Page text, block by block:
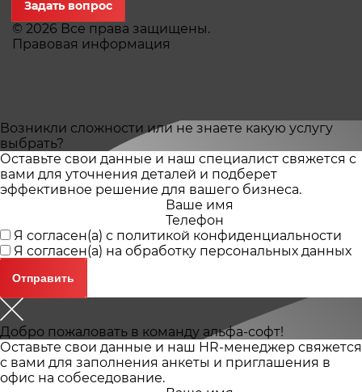
Задать вопрос
© 2026 Все права защищены.
Правовая информация
Возникли сложности или не знаете какую услугу
выбрать?
Оставьте свои данные и наш специалист свяжется с
вами для уточнения деталей и подберет
эффективное решение для вашего бизнеса.
Ваше имя
Телефон
Я согласен(а) с политикой конфиденциальности
Я согласен(а) на обработку персональных данных
Добро пожаловать в команду альфа-софт!
Оставьте свои данные и наш HR-менеджер свяжется
с вами для заполнения анкеты и приглашения в
офис на собеседование.